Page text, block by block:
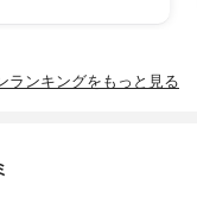
ランキングをもっと見る